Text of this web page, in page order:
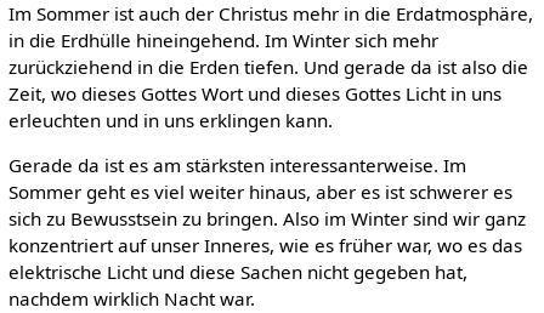
Im Sommer ist auch der Christus mehr in die Erdatmosphäre,
in die Erdhülle hineingehend. Im Winter sich mehr
zurückziehend in die Erden tiefen. Und gerade da ist also die
Zeit, wo dieses Gottes Wort und dieses Gottes Licht in uns
erleuchten und in uns erklingen kann.
Gerade da ist es am stärksten interessanterweise. Im
Sommer geht es viel weiter hinaus, aber es ist schwerer es
sich zu Bewusstsein zu bringen. Also im Winter sind wir ganz
konzentriert auf unser Inneres, wie es früher war, wo es das
elektrische Licht und diese Sachen nicht gegeben hat,
nachdem wirklich Nacht war.